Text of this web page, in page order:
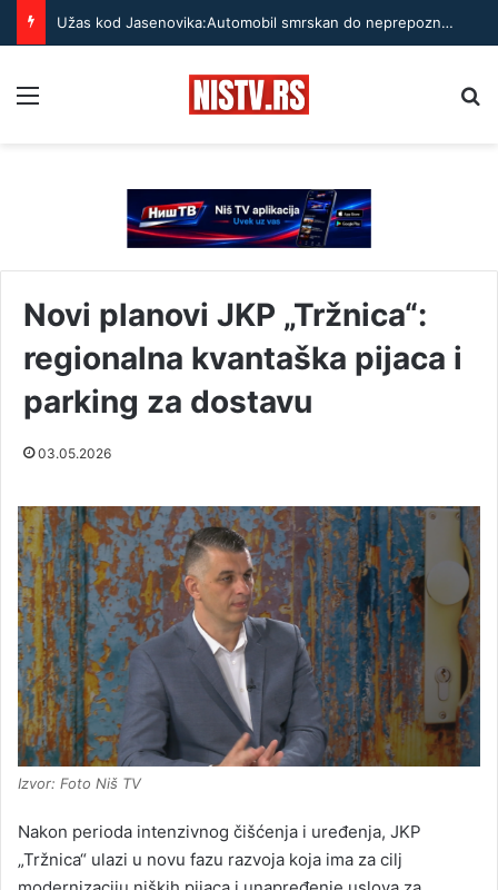
Užas kod Jasenovika:Automobil smrskan do neprepoznatljivosti, točak odleteo – strahuje se da ima teško povređenih
Novi planovi JKP „Tržnica“:
regionalna kvantaška pijaca i
parking za dostavu
03.05.2026
Izvor: Foto Niš TV
Nakon perioda intenzivnog čišćenja i uređenja, JKP
„Tržnica“ ulazi u novu fazu razvoja koja ima za cilj